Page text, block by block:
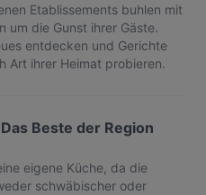
Etablissements buhlen mit
um die Gunst ihrer Gäste.
entdecken und Gerichte
Art ihrer Heimat probieren.
Beste der Region
eigene Küche, da die
schwäbischer oder